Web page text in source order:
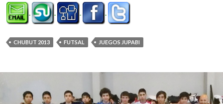
CHUBUT 2013 FUTSAL JUEGOS JUPABI